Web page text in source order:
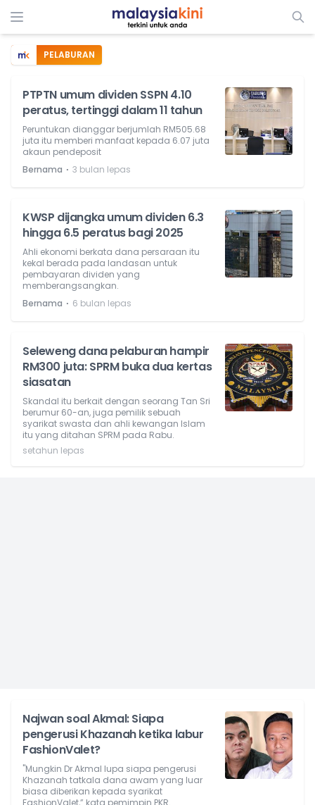
PELABURAN
PTPTN umum dividen SSPN 4.10
peratus, tertinggi dalam 11 tahun
Peruntukan dianggar berjumlah RM505.68
juta itu memberi manfaat kepada 6.07 juta
akaun pendeposit
Bernama ⋅ 3 bulan lepas
KWSP dijangka umum dividen 6.3
hingga 6.5 peratus bagi 2025
Ahli ekonomi berkata dana persaraan itu
kekal berada pada landasan untuk
pembayaran dividen yang
memberangsangkan.
Bernama ⋅ 6 bulan lepas
Seleweng dana pelaburan hampir
RM300 juta: SPRM buka dua kertas
siasatan
Skandal itu berkait dengan seorang Tan Sri
berumur 60-an, juga pemilik sebuah
syarikat swasta dan ahli kewangan Islam
itu yang ditahan SPRM pada Rabu.
setahun lepas
Najwan soal Akmal: Siapa
pengerusi Khazanah ketika labur
FashionValet?
"Mungkin Dr Akmal lupa siapa pengerusi
Khazanah tatkala dana awam yang luar
biasa diberikan kepada syarikat
FashionValet,” kata pemimpin PKR.